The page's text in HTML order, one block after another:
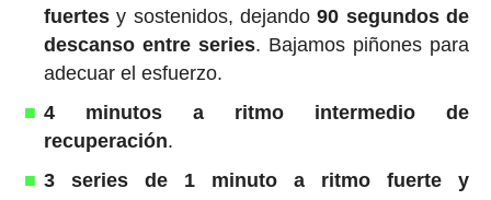
fuertesy sostenidos, dejando90 segundos de
descanso entre series. Bajamos piñones para
adecuar el esfuerzo.
4 minutos a ritmo intermedio de
recuperación.
3 series de 1 minuto a ritmo fuerte y